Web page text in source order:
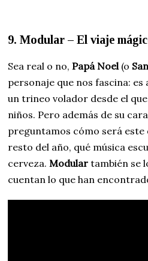
9. Modular – El viaje
Sea real o no,Papá Noel(o
personaje que nos fascina:
un trineo volador desde el
niños. Pero además de su
preguntamos cómo será este
resto del año, qué música
cerveza.Modular también se
cuentan lo que han